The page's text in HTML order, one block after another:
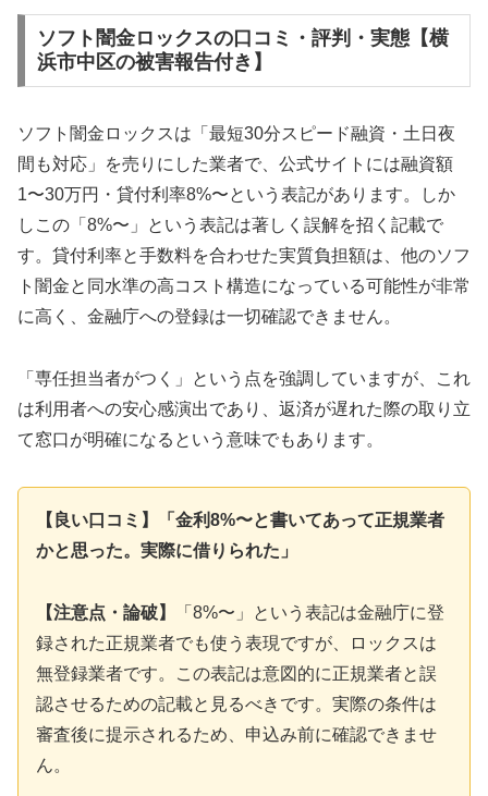
ソフト闇金ロックスの口コミ・評判・実態【横
浜市中区の被害報告付き】
ソフト闇金ロックスは「最短30分スピード融資・土日夜
間も対応」を売りにした業者で、公式サイトには融資額
1〜30万円・貸付利率8%〜という表記があります。しか
しこの「8%〜」という表記は著しく誤解を招く記載で
す。貸付利率と手数料を合わせた実質負担額は、他のソフ
ト闇金と同水準の高コスト構造になっている可能性が非常
に高く、金融庁への登録は一切確認できません。
「専任担当者がつく」という点を強調していますが、これ
は利用者への安心感演出であり、返済が遅れた際の取り立
て窓口が明確になるという意味でもあります。
【良い口コミ】「金利8%〜と書いてあって正規業者
かと思った。実際に借りられた」
【注意点・論破】
「8%〜」という表記は金融庁に登
録された正規業者でも使う表現ですが、ロックスは
無登録業者です。この表記は意図的に正規業者と誤
認させるための記載と見るべきです。実際の条件は
審査後に提示されるため、申込み前に確認できませ
ん。